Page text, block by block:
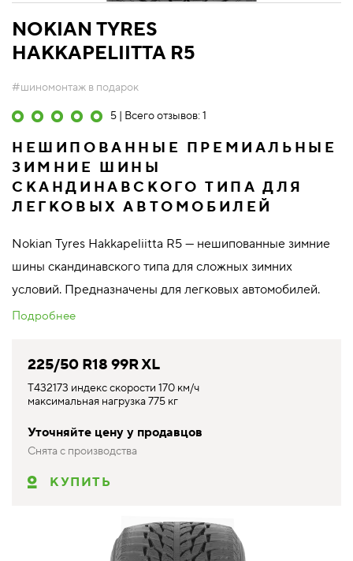
NOKIAN TYRES
HAKKAPELIITTA R5
#шиномонтаж в подарок
5 | Всего отзывов: 1
НЕШИПОВАННЫЕ ПРЕМИАЛЬНЫЕ
ЗИМНИЕ ШИНЫ
СКАНДИНАВСКОГО ТИПА ДЛЯ
ЛЕГКОВЫХ АВТОМОБИЛЕЙ
Nokian Tyres Hakkapeliitta R5 — нешипованные зимние
шины скандинавского типа для сложных зимних
условий. Предназначены для легковых автомобилей.
Подробнее
225/50 R18 99R XL
T432173 индекс скорости 170 км/ч
максимальная нагрузка 775 кг
Уточняйте цену у продавцов
Снята с производства
КУПИТЬ